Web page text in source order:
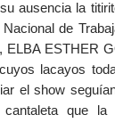
ausencia la
de
, ELBA ESTHER
lacayos
el show
que la